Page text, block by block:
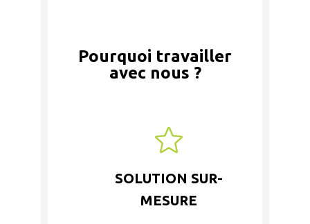
Pourquoi travailler
avec nous ?
SOLUTION SUR-
MESURE